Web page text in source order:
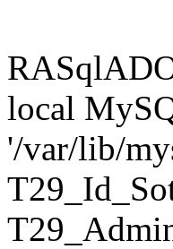
local
'/var/lib/